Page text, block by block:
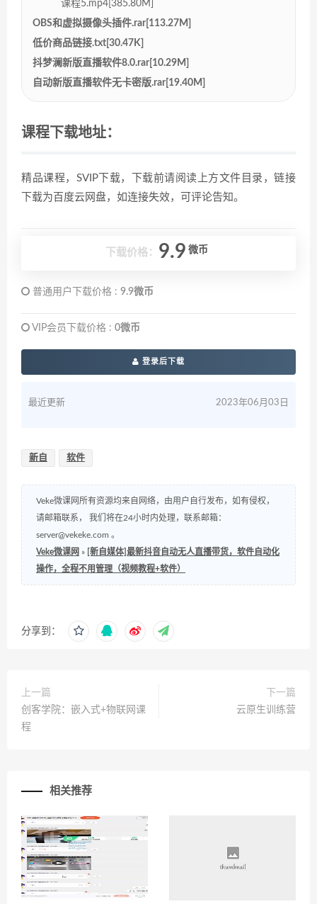
课程5.mp4[385.80M]
OBS和虚拟摄像头插件.rar[113.27M]
低价商品链接.txt[30.47K]
抖梦澜新版直播软件8.0.rar[10.29M]
自动新版直播软件无卡密版.rar[19.40M]
课程下载地址：
精品课程，SVIP下载，下载前请阅读上方文件目录，链接
下载为百度云网盘，如连接失效，可评论告知。
下载价格： 9.9 微币
普通用户下载价格 : 9.9微币
VIP会员下载价格 : 0微币
登录后下载
最近更新 2023年06月03日
新自 软件
Veke微课网所有资源均来自网络，由用户自行发布，如有侵权，
请邮箱联系， 我们将在24小时内处理，联系邮箱：
server@vekeke.com 。
Veke微课网 » [新自媒体]最新抖音自动无人直播带货，软件自动化
操作，全程不用管理（视频教程+软件）
分享到：
上一篇
创客学院：嵌入式+物联网课
程
下一篇
云原生训练营
相关推荐